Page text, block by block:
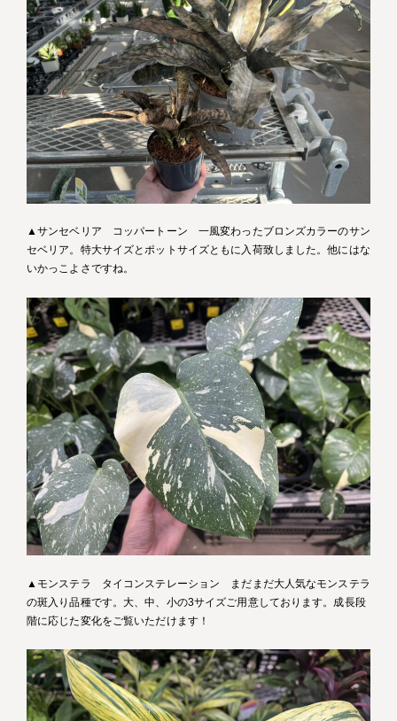
▲サンセベリア コッパートーン 一風変わったブロンズカラーのサン
セベリア。特大サイズとポットサイズともに入荷致しました。他にはな
いかっこよさですね。
▲モンステラ タイコンステレーション まだまだ大人気なモンステラ
の斑入り品種です。大、中、小の3サイズご用意しております。成長段
階に応じた変化をご覧いただけます！